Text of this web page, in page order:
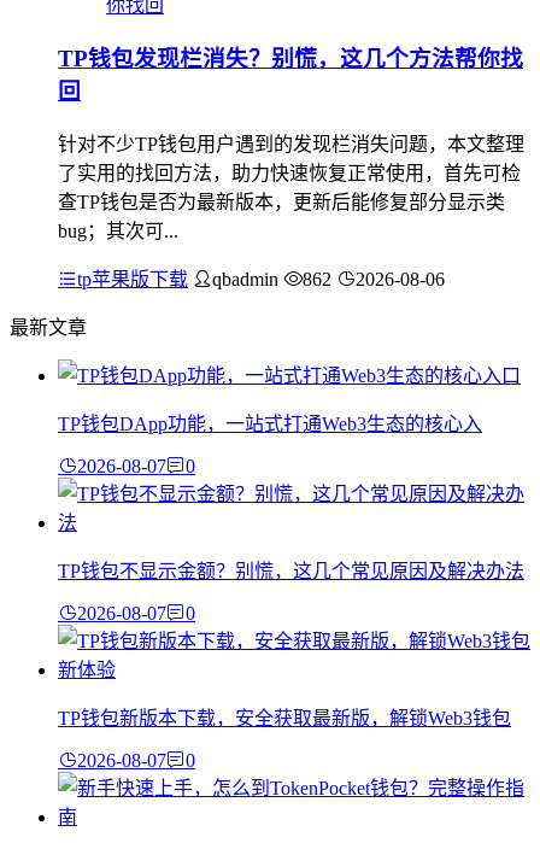
TP钱包发现栏消失？别慌，这几个方法帮你找
回
针对不少TP钱包用户遇到的发现栏消失问题，本文整理
了实用的找回方法，助力快速恢复正常使用，首先可检
查TP钱包是否为最新版本，更新后能修复部分显示类
bug；其次可...
tp苹果版下载 qbadmin 862 2026-08-06
最新文章
TP钱包DApp功能，一站式打通Web3生态的核心入
2026-08-07 0
TP钱包不显示金额？别慌，这几个常见原因及解决办法
2026-08-07 0
TP钱包新版本下载，安全获取最新版，解锁Web3钱包
2026-08-07 0